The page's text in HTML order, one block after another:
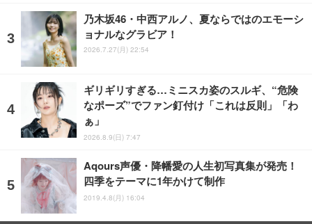
乃木坂46・中西アルノ、夏ならではのエモーシ
ョナルなグラビア！
2026.7.27(月) 22:54
ギリギリすぎる…ミニスカ姿のスルギ、“危険
なポーズ”でファン釘付け「これは反則」「わ
ぁ」
2026.8.9(日) 7:47
Aqours声優・降幡愛の人生初写真集が発売！
四季をテーマに1年かけて制作
2019.4.8(月) 16:04